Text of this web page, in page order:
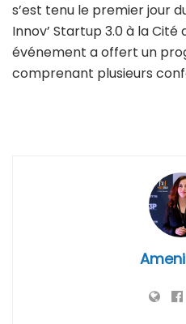
s’est tenu le premier jour
Innov’ Startup 3.0 à la Cité
événement a offert un
comprenant plusieurs